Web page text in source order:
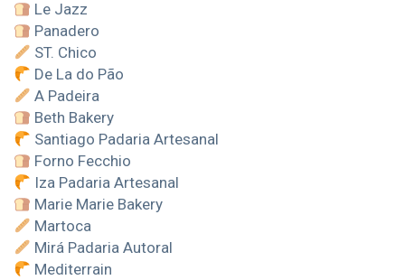
Le Jazz
Panadero
ST. Chico
De La do Pão
A Padeira
Beth Bakery
Santiago Padaria Artesanal
Forno Fecchio
Iza Padaria Artesanal
Marie Marie Bakery
Martoca
Mirá Padaria Autoral
Mediterrain